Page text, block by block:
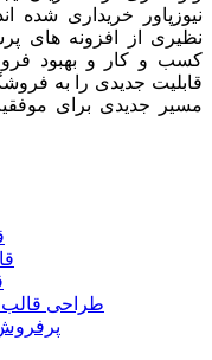
نیوزپاور خریداری شده
نظیری از افزونه های
کسب و کار و بهبود
قابلیت جدیدی را به
مسیر جدیدی برای
طراحی